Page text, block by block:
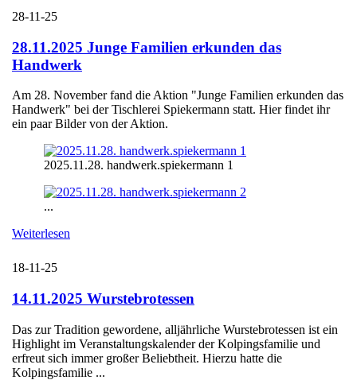
28-11-25
28.11.2025 Junge Familien erkunden das
Handwerk
Am 28. November fand die Aktion "Junge Familien erkunden das
Handwerk" bei der Tischlerei Spiekermann statt. Hier findet ihr
ein paar Bilder von der Aktion.
2025.11.28. handwerk.spiekermann 1
...
Weiterlesen
18-11-25
14.11.2025 Wurstebrotessen
Das zur Tradition gewordene, alljährliche Wurstebrotessen ist ein
Highlight im Veranstaltungskalender der Kolpingsfamilie und
erfreut sich immer großer Beliebtheit. Hierzu hatte die
Kolpingsfamilie ...